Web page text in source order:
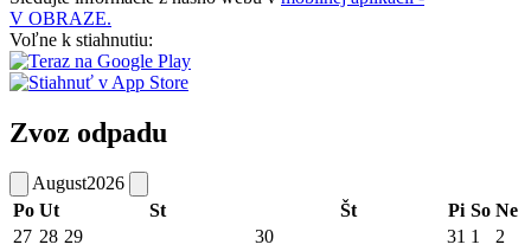
V OBRAZE.
Voľne k stiahnutiu:
Zvoz odpadu
August2026
Po Ut St Št Pi So Ne
27 28 29 30 31 1 2